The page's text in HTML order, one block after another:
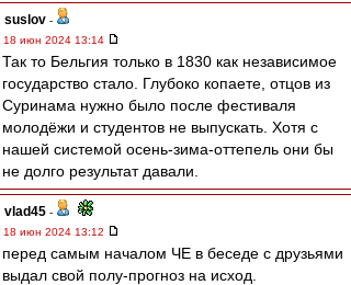
suslov -
18 июн 2024 13:14
Так то Бельгия только в 1830 как независимое
государство стало. Глубоко копаете, отцов из
Суринама нужно было после фестиваля
молодёжи и студентов не выпускать. Хотя с
нашей системой осень-зима-оттепель они бы
не долго результат давали.
vlad45 -
18 июн 2024 13:12
перед самым началом ЧЕ в беседе с друзьями
выдал свой полу-прогноз на исход.